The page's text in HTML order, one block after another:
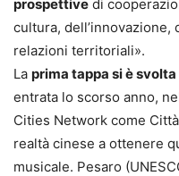
prospettive di
cultura,
relazioni territoriali».
La prima tappa si è
entrata lo scorso anno,
Cities Network come
realtà cinese a ottenere
musicale. Pesaro